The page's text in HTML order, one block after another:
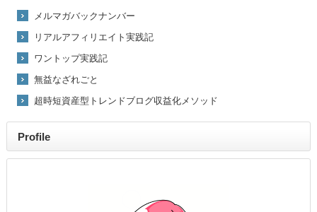
メルマガバックナンバー
リアルアフィリエイト実践記
ワントップ実践記
無益なざれごと
超時短資産型トレンドブログ収益化メソッド
Profile